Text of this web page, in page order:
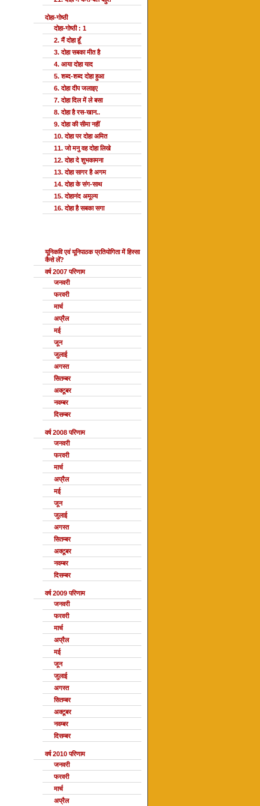
दोहा-गोष्ठी
दोहा-गोष्ठी : 1
2. मैं दोहा हूँ
3. दोहा सबका मीत है
4. आया दोहा याद
5. शब्द-शब्द दोहा हुआ
6. दोहा दीप जलाइए
7. दोहा दिल में ले बसा
8. दोहा है रस-खान..
9. दोहा की सीमा नहीं
10. दोहा पर दोहा अमित
11. जो मनु वह दोहा लिखे
12. दोहा दे शुभकामना
13. दोहा सागर है अगम
14. दोहा के संग-साथ
15. दोहानंद अमूल्य
16. दोहा है सबका सगा
यूनिकवि एवं यूनिपाठक प्रतियोगिता में हिस्सा
कैसे लें?
वर्ष 2007 परिणाम
जनवरी
फरवरी
मार्च
अप्रैल
मई
जून
जुलाई
अगस्त
सितम्बर
अक्टूबर
नवम्बर
दिसम्बर
वर्ष 2008 परिणाम
जनवरी
फरवरी
मार्च
अप्रैल
मई
जून
जुलाई
अगस्त
सितम्बर
अक्टूबर
नवम्बर
दिसम्बर
वर्ष 2009 परिणाम
जनवरी
फरवरी
मार्च
अप्रैल
मई
जून
जुलाई
अगस्त
सितम्बर
अक्टूबर
नवम्बर
दिसम्बर
वर्ष 2010 परिणाम
जनवरी
फरवरी
मार्च
अप्रैल